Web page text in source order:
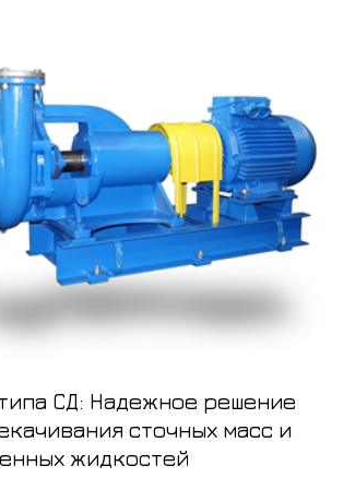
СД: Надежное решение
сточных масс и
жидкостей